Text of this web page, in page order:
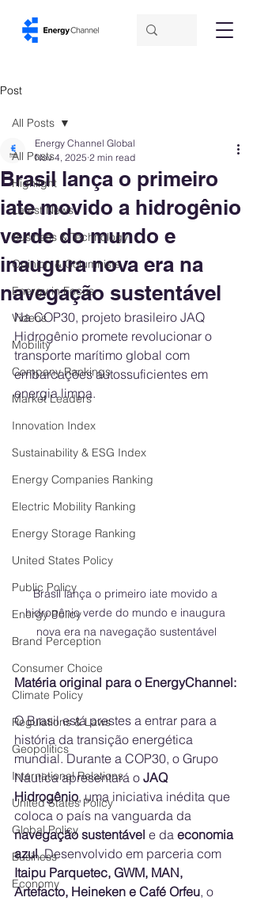
Post
All Posts
Highlight
Latest News
Business & Technology
Opinion & Columnists
Energy in Focus
Videos
Mobility
Company Rankings
Market Leaders
Innovation Index
Sustainability & ESG Index
Energy Companies Ranking
Electric Mobility Ranking
Energy Storage Ranking
United States Policy
Public Policy
Energy Policy
Brand Perception
Consumer Choice
Climate Policy
Regulations & Laws
Geopolitics
International Relations
United States Policy
Global Policy
Business
Economy
All Posts
Brasil lança o primeiro
iate movido a hidrogênio
verde do mundo e
inaugura nova era na
navegação sustentável
Energy Channel Global
Nov 4, 2025 2 min read
Na COP30, projeto brasileiro JAQ
Hidrogênio promete revolucionar o
transporte marítimo global com
embarcações autossuficientes em
energia limpa.
Brasil lança o primeiro iate movido a
hidrogênio verde do mundo e inaugura
nova era na navegação sustentável
Matéria original para o EnergyChannel:
O Brasil está prestes a entrar para a
história da transição energética
mundial. Durante a COP30, o Grupo
Náutica apresentará o JAQ
Hidrogênio, uma iniciativa inédita que
coloca o país na vanguarda da
navegação sustentável e da economia
azul. Desenvolvido em parceria com
Itaipu Parquetec, GWM, MAN,
Artefacto, Heineken e Café Orfeu, o